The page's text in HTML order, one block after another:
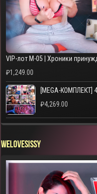
VIP-лот M-05 | Хроники
₽1,249.00
[MEGA-КОМПЛЕКТ]
₽4,269.00
WELOVESISSY